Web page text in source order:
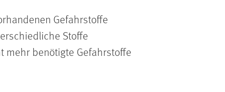
Gefahrstoffe
Stoffe
mehr benötigte Gefahrstoffe